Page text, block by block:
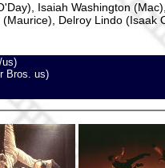
Isaiah Washington
Delroy Lindo (Isaak
us)
Bros. us)